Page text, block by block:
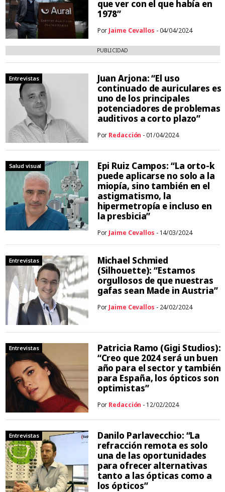
que ver con el que había en
1978”
PorJaime Cevallos - 04/04/2024
PUBLICIDAD
Entrevistas
Juan Arjona: “El uso
continuado de auriculares es
uno de los principales
potenciadores de problemas
auditivos a corto plazo”
Por Redacción - 01/04/2024
Salud visual
Epi Ruiz Campos: “La orto-k
puede aplicarse no solo a la
miopía, sino también en el
astigmatismo, la
hipermetropía e incluso en
la presbicia”
Por Jaime Cevallos - 14/03/2024
Entrevistas
Michael Schmied
(Silhouette): “Estamos
orgullosos de que nuestras
gafas sean Made in Austria”
Por Jaime Cevallos - 24/02/2024
Entrevistas
Patricia Ramo (Gigi Studios):
“Creo que 2024 será un buen
año para el sector y también
para España, los ópticos son
optimistas”
Por Redacción - 12/02/2024
Entrevistas
Danilo Parlavecchio: “La
refracción remota es solo
una de las oportunidades
para ofrecer alternativas
tanto a las ópticas como a
los ópticos”